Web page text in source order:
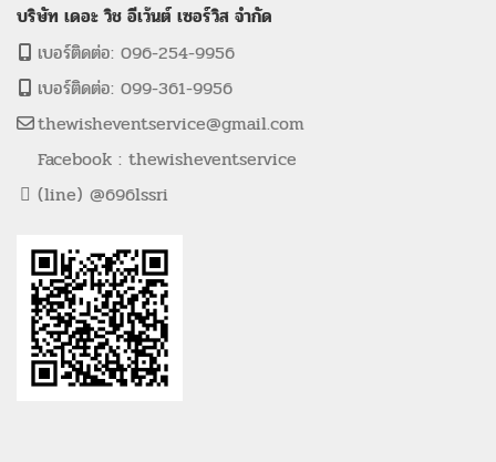
บริษัท เดอะ วิช อีเว้นต์ เซอร์วิส จำกัด
เบอร์ติดต่อ: 096-254-9956
เบอร์ติดต่อ: 099-361-9956
thewisheventservice@gmail.com
Facebook : thewisheventservice
(line) @696lssri